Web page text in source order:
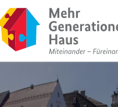
springen